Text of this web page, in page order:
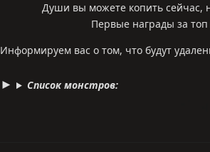
Души вы можете копить сейчас,
Первые награды за
Информируем вас о том, что будут
Список монстров: